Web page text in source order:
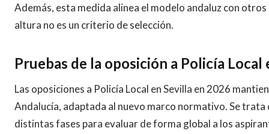
Además, esta medida alinea el modelo andaluz con
altura no es un criterio de selección.
Pruebas de la oposición a Policía Local
Las oposiciones a Policía Local en Sevilla en 2026
Andalucía, adaptada al nuevo marco normativo. Se trata
distintas fases para evaluar de forma global a los